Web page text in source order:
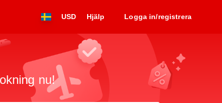
USD Hjälp Logga in/registrera
nu!